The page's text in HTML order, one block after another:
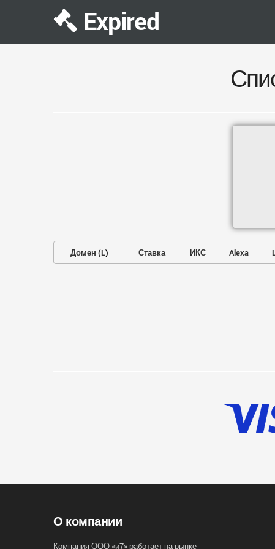
Expired
Домен (L) Ставка ИКС Alexa
О компании
Компания ООО «и7» работает на рынке